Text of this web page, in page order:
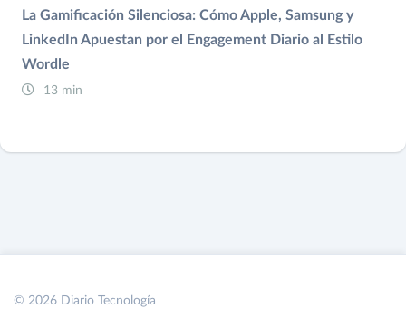
La Gamificación Silenciosa: Cómo Apple, Samsung y
LinkedIn Apuestan por el Engagement Diario al Estilo
Wordle
13 min
© 2026 Diario Tecnología